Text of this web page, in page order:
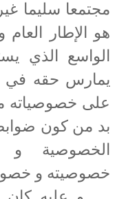
مجتمعا سليما
هو الإطار العام
الواسع الذي
يمارس حقه في
على خصوصياته
بد من كون
الخصوصية و
خصوصيته و